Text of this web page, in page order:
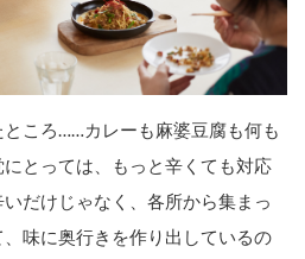
ころ……カレーも麻婆豆腐も何も
とっては、もっと辛くても対応
だけじゃなく、各所から集まっ
味に奥行きを作り出しているの